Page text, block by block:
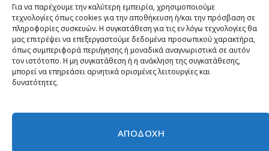
Για να παρέχουμε την καλύτερη εμπειρία, χρησιμοποιούμε
τεχνολογίες όπως cookies για την αποθήκευση ή/και την πρόσβαση σε
πληροφορίες συσκευών. Η συγκατάθεση για τις εν λόγω τεχνολογίες θα
μας επιτρέψει να επεξεργαστούμε δεδομένα προσωπικού χαρακτήρα,
όπως συμπεριφορά περιήγησης ή μοναδικά αναγνωριστικά σε αυτόν
τον ιστότοπο. Η μη συγκατάθεση ή η ανάκληση της συγκατάθεσης,
μπορεί να επηρεάσει αρνητικά ορισμένες λειτουργίες και
δυνατότητες.
ΑΠΟΔΟΧΗ
Θέσεις
Πρόσωπα
Όργανα και ομάδες
Βίντεο
Δελτία Τύπου